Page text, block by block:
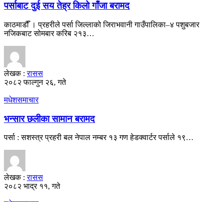
पर्साबाट दुई सय तेह्र किलो गाँजा बरामद
काठमाडौँ । प्रहरीले पर्सा जिल्लाको जिराभवानी गाउँपालिका–४ पशुबजार
नजिकबाट सोमबार करिब २१३…
लेखक : रासस
२०८२ फाल्गुन २६, गते
मधेशसमाचार
भन्सार छलीका सामान बरामद
पर्सा : सशस्त्र प्रहरी बल नेपाल नम्बर १३ गण हेडक्वार्टर पर्साले १९…
लेखक : रासस
२०८२ भाद्र ११, गते